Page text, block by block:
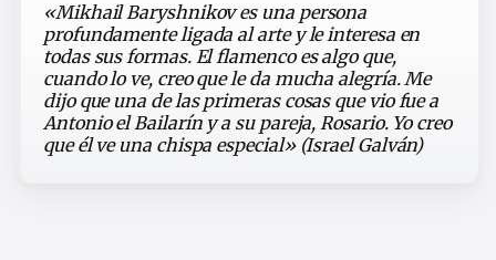
«Mikhail Baryshnikov es una persona
profundamente ligada al arte y le interesa en
todas sus formas. El flamenco es algo que,
cuando lo ve, creo que le da mucha alegría. Me
dijo que una de las primeras cosas que vio fue a
Antonio el Bailarín y a su pareja, Rosario. Yo creo
que él ve una chispa especial» (Israel Galván)